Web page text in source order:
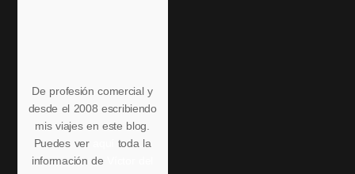
De profesión comercial y
desde el 2008 escribiendo
mis viajes en este blog.
Puedes ver
toda la
información de